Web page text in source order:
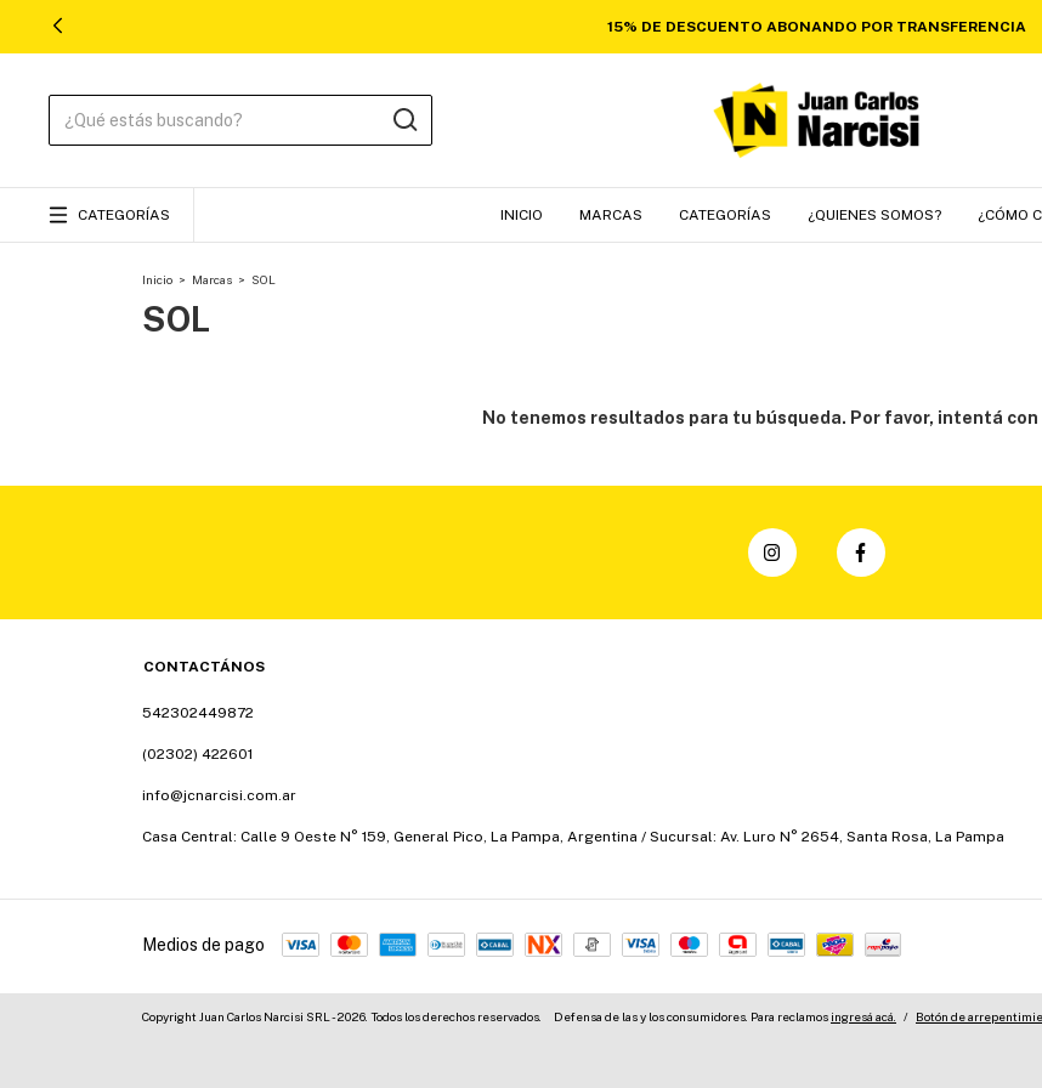
15% DE DESCUENTO ABONANDO POR TRANSFERENCIA
CATEGORÍAS INICIO MARCAS CATEGORÍAS ¿QUIENES SOMOS? ¿CÓMO
Inicio > Marcas > SOL
SOL
No tenemos resultados para tu búsqueda. Por favor, intentá
CONTACTÁNOS
542302449872
(02302) 422601
info@jcnarcisi.com.ar
Casa Central: Calle 9 Oeste N° 159, General Pico, La Pampa, Argentina / Sucursal: Av. Luro N° 2654, Santa Rosa, La Pampa
Medios de pago
Copyright Juan Carlos Narcisi SRL - 2026. Todos los derechos reservados. Defensa de las y los consumidores. Para reclamos ingresá acá. / Botón de